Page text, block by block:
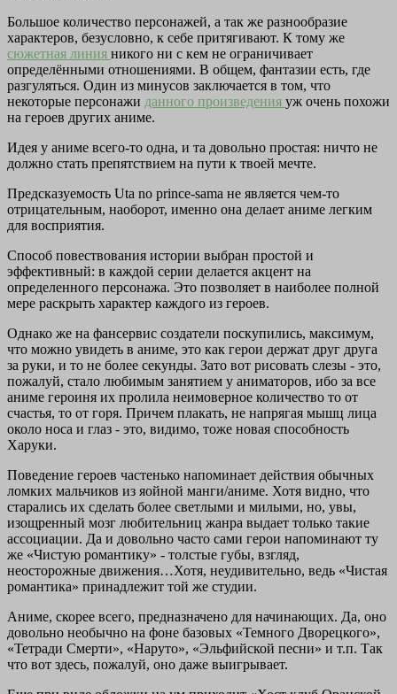
Большое количество персонажей, а так же разнообразие
характеров, безусловно, к себе притягивают. К тому же
сюжетная линия никого ни с кем не ограничивает
определёнными отношениями. В общем, фантазии есть, где
разгуляться. Один из минусов заключается в том, что
некоторые персонажи данного произведения уж очень похожи
на героев других аниме.
Идея у аниме всего-то одна, и та довольно простая: ничто не
должно стать препятствием на пути к твоей мечте.
Предсказуемость Uta no prince-sama не является чем-то
отрицательным, наоборот, именно она делает аниме легким
для восприятия.
Способ повествования истории выбран простой и
эффективный: в каждой серии делается акцент на
определенного персонажа. Это позволяет в наиболее полной
мере раскрыть характер каждого из героев.
Однако же на фансервис создатели поскупились, максимум,
что можно увидеть в аниме, это как герои держат друг друга
за руки, и то не более секунды. Зато вот рисовать слезы - это,
пожалуй, стало любимым занятием у аниматоров, ибо за все
аниме героиня их пролила неимоверное количество то от
счастья, то от горя. Причем плакать, не напрягая мышц лица
около носа и глаз - это, видимо, тоже новая способность
Харуки.
Поведение героев частенько напоминает действия обычных
ломких мальчиков из яойной манги/аниме. Хотя видно, что
старались их сделать более светлыми и милыми, но, увы,
изощренный мозг любительниц жанра выдает только такие
ассоциации. Да и довольно часто сами герои напоминают ту
же «Чистую романтику» - толстые губы, взгляд,
неосторожные движения…Хотя, неудивительно, ведь «Чистая
романтика» принадлежит той же студии.
Аниме, скорее всего, предназначено для начинающих. Да, оно
довольно необычно на фоне базовых «Темного Дворецкого»,
«Тетради Смерти», «Наруто», «Эльфийской песни» и т.п. Так
что вот здесь, пожалуй, оно даже выигрывает.